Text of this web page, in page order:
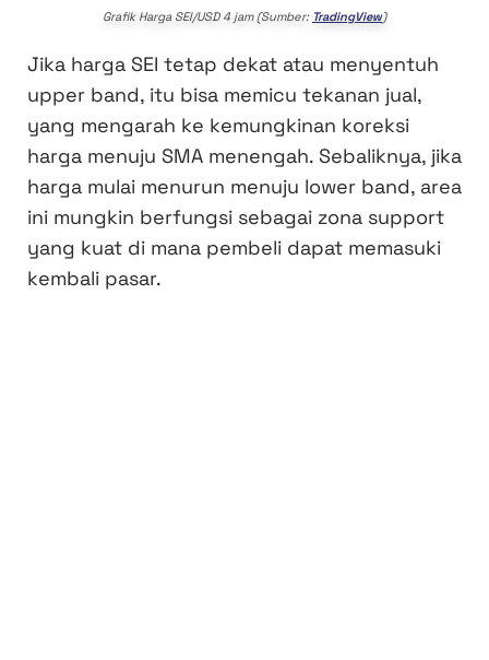
Grafik Harga SEI/USD 4 jam (Sumber: TradingView)
Jika harga SEI tetap dekat atau menyentuh
upper band, itu bisa memicu tekanan jual,
yang mengarah ke kemungkinan koreksi
harga menuju SMA menengah. Sebaliknya, jika
harga mulai menurun menuju lower band, area
ini mungkin berfungsi sebagai zona support
yang kuat di mana pembeli dapat memasuki
kembali pasar.